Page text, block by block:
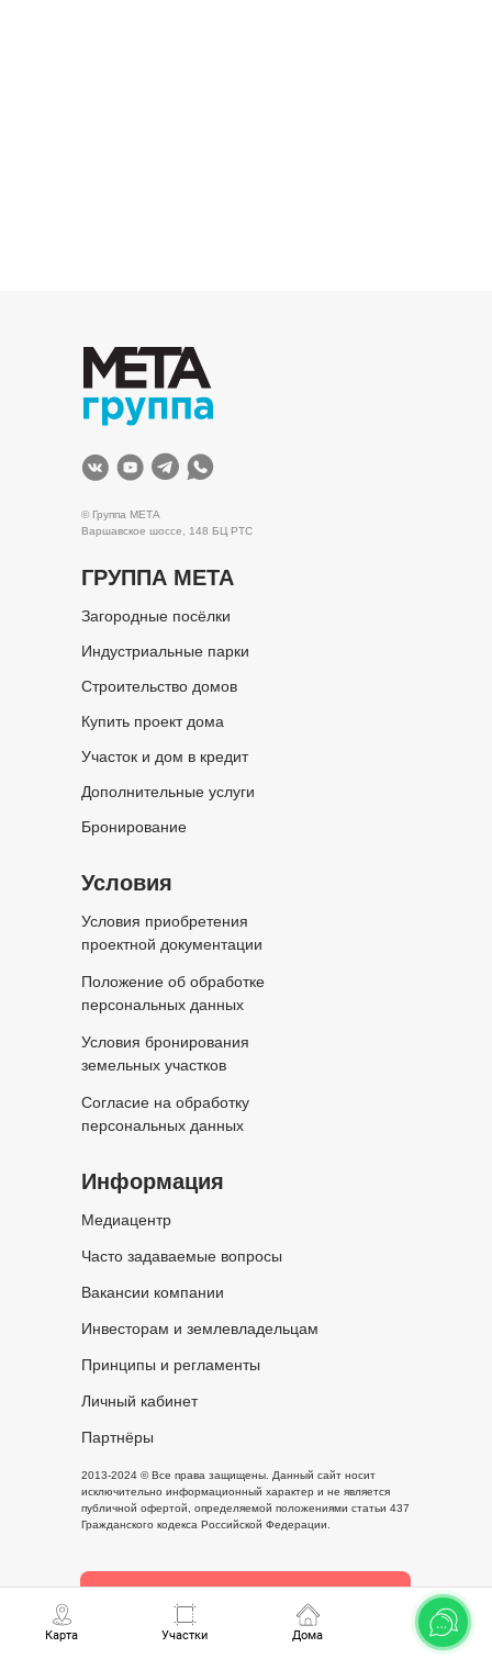
© Группа МЕТА
Варшавское шоссе, 148 БЦ РТС
2013-2024 © Все права защищены. Данный сайт носит
исключительно информационный характер и не является
публичной офертой, определяемой положениями статьи 437
Гражданского кодекса Российской Федерации.
ГРУППА МЕТА
Загородные посёлки
Индустриальные парки
Строительство домов
Купить проект дома
Участок и дом в кредит
Дополнительные услуги
Бронирование
Условия
Информация
Условия приобретения
проектной документации
Медиацентр
Положение об обработке
персональных данных
Часто задаваемые вопросы
Условия бронирования
земельных участков
Вакансии компании
Согласие на обработку
персональных данных
Инвесторам и землевладельцам
Принципы и регламенты
Личный кабинет
Письмо руководителю
Партнёры
Карта Участки Дома